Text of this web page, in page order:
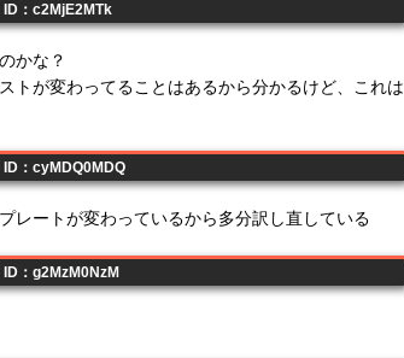
：c2MjE2MTk
かな？
トが変わってることはあるから分かるけど、これは
：cyMDQ0MDQ
レートが変わっているから多分訳し直している
：g2MzM0NzM